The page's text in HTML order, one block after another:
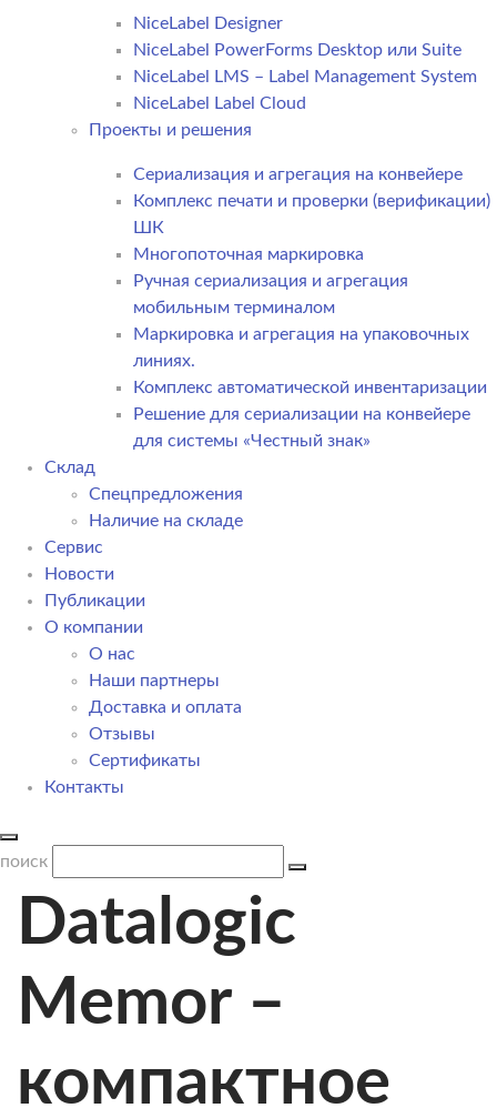
NiceLabel Designer
NiceLabel PowerForms Desktop или Suite
NiceLabel LMS – Label Management System
NiceLabel Label Cloud
Проекты и решения
Сериализация и агрегация на конвейере
Комплекс печати и проверки (верификации)
ШК
Многопоточная маркировка
Ручная сериализация и агрегация
мобильным терминалом
Маркировка и агрегация на упаковочных
линиях.
Комплекс автоматической инвентаризации
Решение для сериализации на конвейере
для системы «Честный знак»
Склад
Спецпредложения
Наличие на складе
Сервис
Новости
Публикации
О компании
О нас
Наши партнеры
Доставка и оплата
Отзывы
Сертификаты
Контакты
поиск
Datalogic
Memor –
компактное